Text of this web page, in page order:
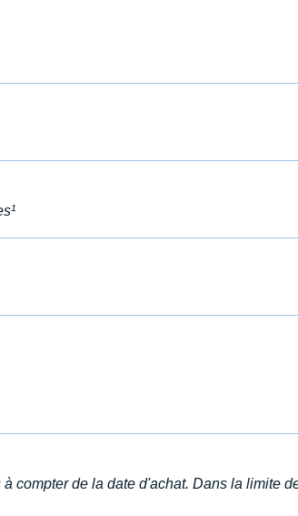
compter de la date d'achat. Dans la limite